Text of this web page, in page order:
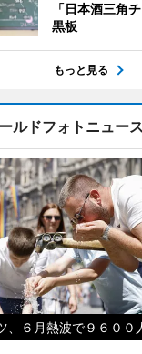
「日本酒三角
黒板
もっと見る
ルドフォトニュース
、６月熱波で９６００